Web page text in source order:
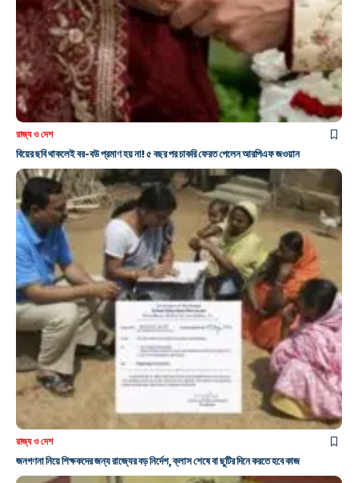
রাজ্য ও দেশ
বিয়ের ছবি থাকলেই বর-বউ প্রমাণ হয় না! ৫ বছর পর চাকরি ফেরত পেলেন আরপিএফ জওয়ান
রাজ্য ও দেশ
জনগণনা নিয়ে শিক্ষকদের জন্য রাজ্যের বড় নির্দেশ, ক্লাস শেষে বা ছুটির দিনে করতে হবে কাজ